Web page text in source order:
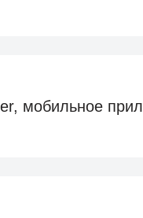
мобильное